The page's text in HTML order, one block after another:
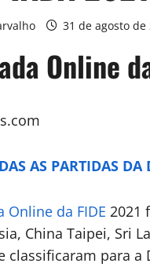
31 de agosto de
Online
AS PARTIDAS DA
Online da FIDE 2021
China Taipei, Sri
classificaram para